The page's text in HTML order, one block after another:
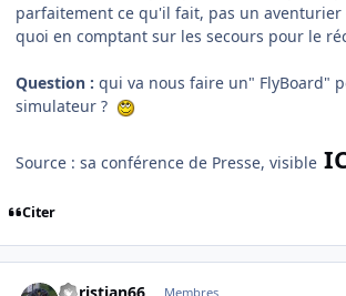
parfaitement ce qu'il fait, pas un
quoi en comptant sur les secours pour le
Question : qui va nous faire un" FlyBoard"
simulateur ?
Source : sa conférence de Presse, visible
Citer
Membres